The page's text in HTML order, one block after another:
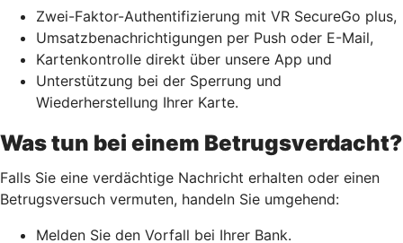
Zwei-Faktor-Authentifizierung mit VR SecureGo plus,
Umsatzbenachrichtigungen per Push oder E-Mail,
Kartenkontrolle direkt über unsere App und
Unterstützung bei der Sperrung und
Wiederherstellung Ihrer Karte.
Was tun bei einem Betrugsverdacht?
Falls Sie eine verdächtige Nachricht erhalten oder einen
Betrugsversuch vermuten, handeln Sie umgehend:
Melden Sie den Vorfall bei Ihrer Bank.